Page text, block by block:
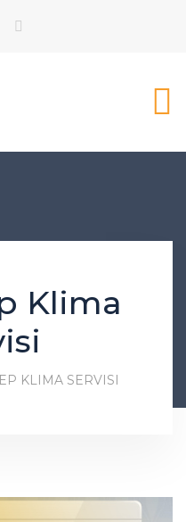
Klima
KLIMA SERVISI